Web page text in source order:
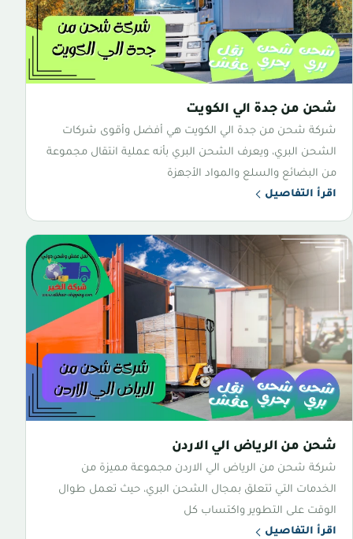
شحن من جدة الي الكويت
شركة شحن من جدة الي الكويت هي أفضل وأقوى شركات
الشحن البري، ويعرف الشحن البري بأنه عملية انتقال مجموعة
من البضائع والسلع والمواد الأجهزة
اقرأ التفاصيل
شحن من الرياض الي الاردن
شركة شحن من الرياض الي الاردن مجموعة مميزة من
الخدمات التي تتعلق بمجال الشحن البري، حيث تعمل طوال
الوقت على التطوير واكتساب كل
اقرأ التفاصيل